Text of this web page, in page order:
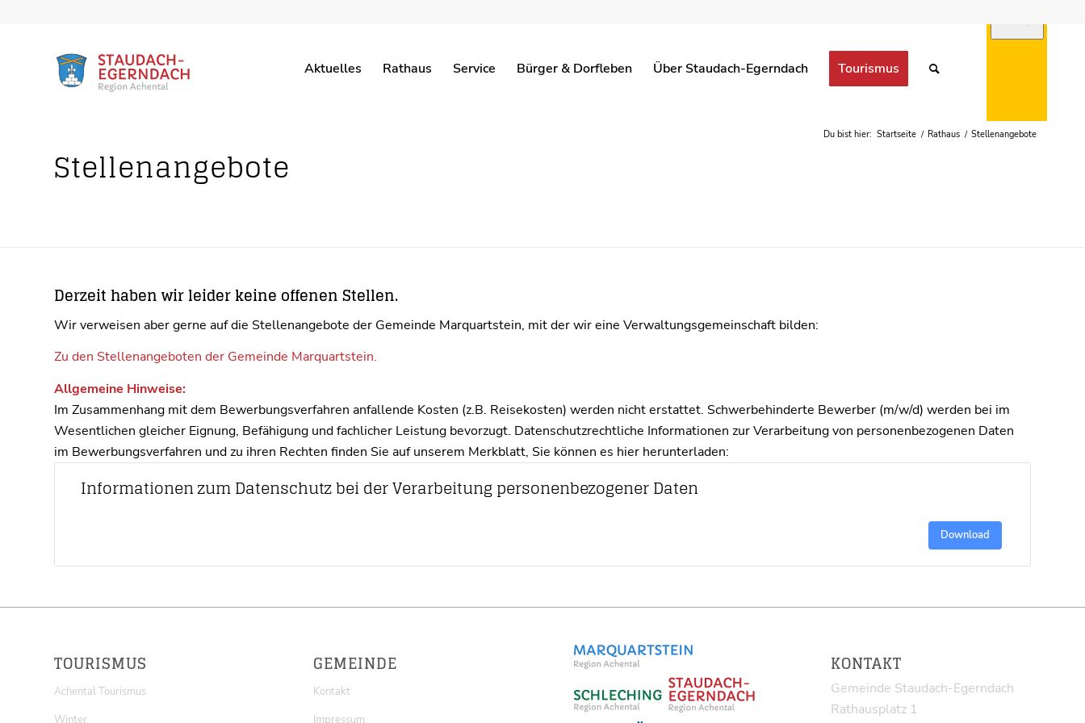
Aktuelles Rathaus Service Bürger & Dorfleben Über Staudach-Egerndach Tourismus
Du bist hier: Startseite / Rathaus / Stellenangebote
GEMEINDEZEITUNG BEKANNTMACHUNGEN
Stellenangebote
Derzeit haben wir leider keine offenen Stellen.
Wir verweisen aber gerne auf die Stellenangebote der Gemeinde Marquartstein, mit der wir eine Verwaltungsgemeinschaft bilden:
Zu den Stellenangeboten der Gemeinde Marquartstein.
Allgemeine Hinweise:
Im Zusammenhang mit dem Bewerbungsverfahren anfallende Kosten (z.B. Reisekosten) werden nicht erstattet. Schwerbehinderte Bewerber (m/w/d) werden bei im
Wesentlichen gleicher Eignung, Befähigung und fachlicher Leistung bevorzugt. Datenschutzrechtliche Informationen zur Verarbeitung von personenbezogenen Daten
im Bewerbungsverfahren und zu ihren Rechten finden Sie auf unserem Merkblatt, Sie können es hier herunterladen:
Informationen zum Datenschutz bei der Verarbeitung personenbezogener Daten
Download
TOURISMUS
Achental Tourismus
Winter
GEMEINDE
Kontakt
Impressum
KONTAKT
Gemeinde Staudach-Egerndach
Rathausplatz 1